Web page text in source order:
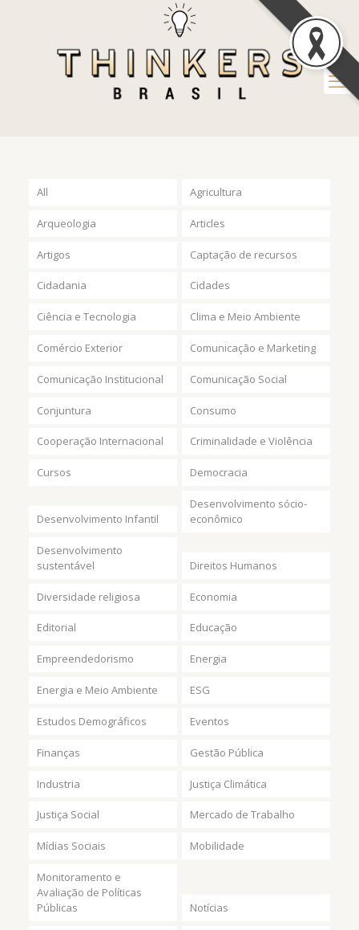
All Agricultura
Arqueologia Articles
Artigos Captação de recursos
Cidadania Cidades
Ciência e Tecnologia Clima e Meio Ambiente
Comércio Exterior Comunicação e Marketing
Comunicação Institucional Comunicação Social
Conjuntura Consumo
Cooperação Internacional Criminalidade e Violência
Cursos Democracia
Desenvolvimento Infantil
Desenvolvimento sócio-
econômico
Desenvolvimento
sustentável
Direitos Humanos
Diversidade religiosa Economia
Editorial Educação
Empreendedorismo Energia
Energia e Meio Ambiente ESG
Estudos Demográficos Eventos
Finanças Gestão Pública
Industria Justiça Climática
Justiça Social Mercado de Trabalho
Mídias Sociais Mobilidade
Monitoramento e
Avaliação de Políticas
Públicas
Notícias